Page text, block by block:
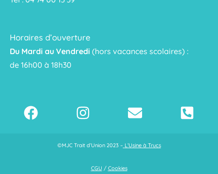
Horaires d’ouverture
Du Mardi au Vendredi (hors vacances scolaires) :
de 16h00 à 18h30
©MJC Trait d’Union 2023 – L’Usine à Trucs
CGU / Cookies